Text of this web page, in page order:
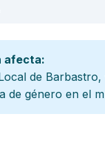
afecta:
de Barbastro,
de género en el